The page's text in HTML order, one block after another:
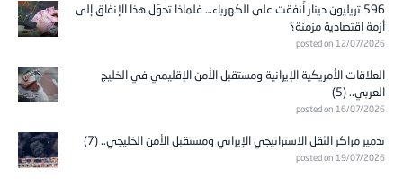
596 تريليون دينار أُنفقت على الكهرباء… فلماذا تحوّل هذا الإنفاق إلى
أزمة اقتصادية مزمنة؟
posted on 12/07/2026
العلاقات الأمريكية الإيرانية ومستقبل الأمن الإقليمي في الخليج
العربي.. (5)
posted on 16/07/2026
تدمير مراكز الثقل الاستراتيجي الإيراني ومستقبل الأمن الخليجي.. (7)
posted on 19/07/2026